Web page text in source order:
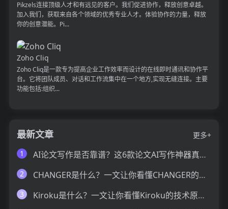
Pikzels连接顶级人才和有远见的客户。我们促进协作，释放创意卓越。
加入我们，获取来自各个领域的优秀专业人才。体验协作的力量，释放
你的创意潜能。Pi...
Zoho Cliq
Zoho Cliq是一款专为提高企业工作效率而设计的在线即时通讯和协作平
台。它将团队成员、对话和工作流集中在一个地方,实现无缝连接。主要
功能包括:组织...
最新文章
更多+
1
AI论文写作是否靠谱？这6款论文AI写作神器真的可以让你效率翻倍
2 CHANGER是什么？一文让你看懂CHANGER的技术原理、主要功能、应用场景
3 Kiroku是什么？一文让你看懂Kiroku的技术原理、主要功能、应用场景